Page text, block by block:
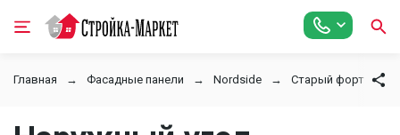
Главная Фасадные панели Nordside Старый форт